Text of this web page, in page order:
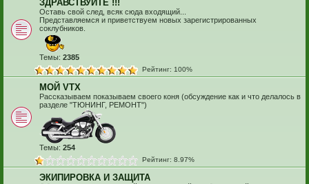
ЗДРАВСТВУЙТЕ !!!
Оставь свой след, всяк сюда входящий...
Представляемся и приветствуем новых зарегистрированных
соклубников.
Темы: 2385
Рейтинг: 100%
МОЙ VTX
Рассказываем показываем своего коня (обсуждение как и что делалось в
разделе "ТЮНИНГ, РЕМОНТ")
Темы: 254
Рейтинг: 8.97%
ЭКИПИРОВКА И ЗАЩИТА